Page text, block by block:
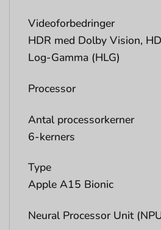
Videoforbedringer
HDR med Dolby Vision,
Log-Gamma (HLG)
Processor
Antal processorkerner
6-kerners
Type
Apple A15 Bionic
Neural Processor Unit